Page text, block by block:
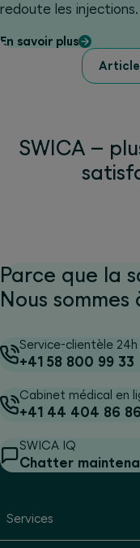
redoute les
En savoir plus
SWICA –
Parce que la
Nous
Service-clientèle 24h
+41 58 800 99 33
Cabinet médical en
+41 44 404 86 86
SWICA IQ
Chatter
Services